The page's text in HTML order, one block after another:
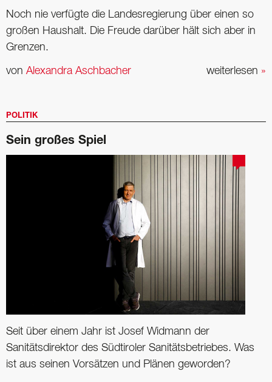
Noch nie verfügte die Landesregierung über einen so
großen Haushalt. Die Freude darüber hält sich aber in
Grenzen.
weiterlesen »
von Alexandra Aschbacher
POLITIK
Sein großes Spiel
Seit über einem Jahr ist Josef Widmann der
Sanitätsdirektor des ­Südtiroler Sanitätsbetriebes. Was
ist aus seinen Vorsätzen und Plänen geworden?